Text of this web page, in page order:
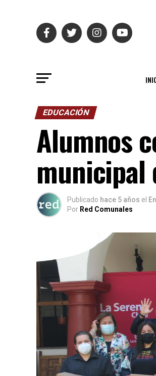
EDUCACIÓN
Alumnos
municipal
Publicado hace 5 años el
Por Red Comunales